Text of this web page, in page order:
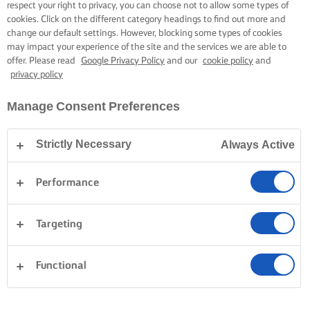
respect your right to privacy, you can choose not to allow some types of
cookies. Click on the different category headings to find out more and
change our default settings. However, blocking some types of cookies
may impact your experience of the site and the services we are able to
offer. Please read
Google Privacy Policy and our cookie policy and
privacy policy
Manage Consent Preferences
Strictly Necessary Always Active
Performance
Targeting
Functional